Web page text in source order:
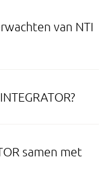
van NTI
samen met